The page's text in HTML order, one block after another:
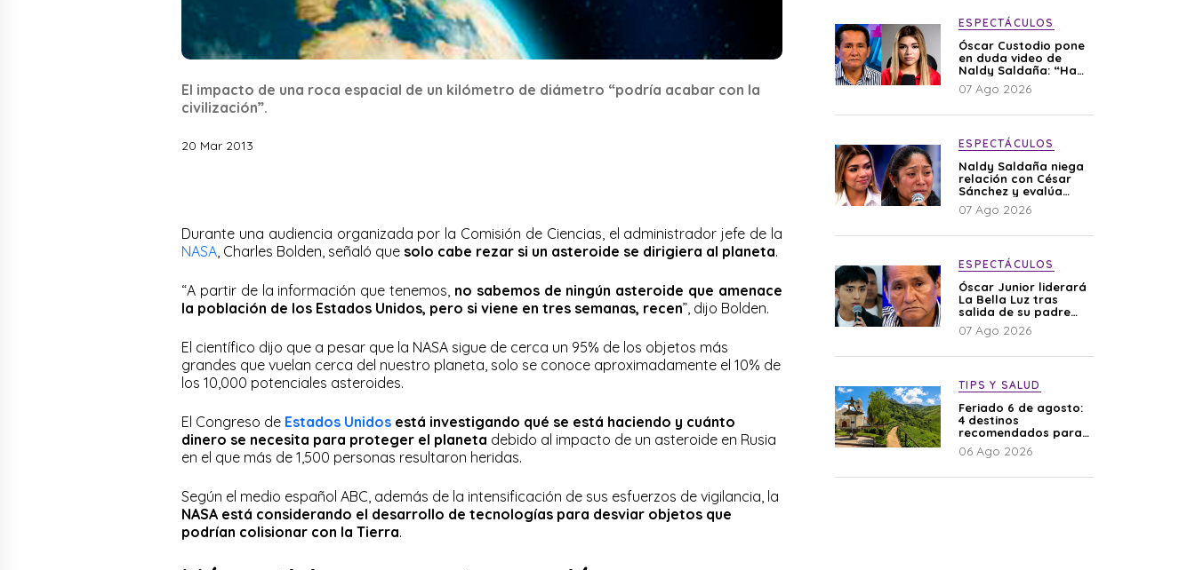
El impacto de una roca espacial de un kilómetro de diámetro “podría acabar con la
civilización”.
20 Mar 2013
Durante una audiencia organizada por la Comisión de Ciencias, el administrador jefe de la
NASA , Charles Bolden, señaló que solo cabe rezar si un asteroide se dirigiera al planeta.
“A partir de la información que tenemos, no sabemos de ningún asteroide que amenace
la población de los Estados Unidos, pero si viene en tres semanas, recen”, dijo Bolden.
El científico dijo que a pesar que la NASA sigue de cerca un 95% de los objetos más
grandes que vuelan cerca del nuestro planeta, solo se conoce aproximadamente el 10% de
los 10,000 potenciales asteroides.
El Congreso de Estados Unidos está investigando qué se está haciendo y cuánto
dinero se necesita para proteger el planeta debido al impacto de un asteroide en Rusia
en el que más de 1,500 personas resultaron heridas.
Según el medio español ABC, además de la intensificación de sus esfuerzos de vigilancia, la
NASA está considerando el desarrollo de tecnologías para desviar objetos que
podrían colisionar con la Tierra.
ESPECTÁCULOS
Óscar Custodio pone
en duda video de
Naldy Saldaña: “Hay
cosas que de repente
se han editado”
07 Ago 2026
ESPECTÁCULOS
Naldy Saldaña niega
relación con César
Sánchez y evalúa
denunciar a su
esposa: “Es una
07 Ago 2026
ESPECTÁCULOS
Óscar Junior liderará
La Bella Luz tras
salida de su padre
por polémica con
Naldy Saldaña
07 Ago 2026
TIPS Y SALUD
Feriado 6 de agosto:
4 destinos
recomendados para
disfrutar el descanso
06 Ago 2026